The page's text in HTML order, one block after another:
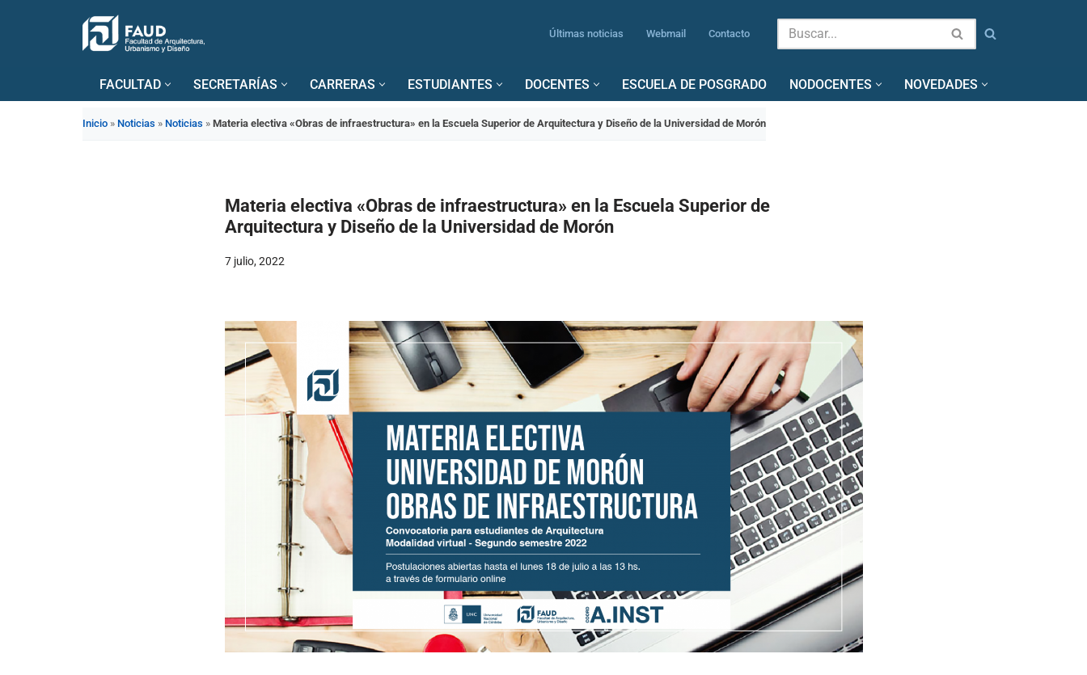
Últimas noticias Webmail Contacto
FACULTAD SECRETARÍAS CARRERAS ESTUDIANTES DOCENTES ESCUELA DE POSGRADO NODOCENTES NOVEDADES
Inicio » Noticias » Noticias » Materia electiva «Obras de infraestructura» en la Escuela Superior de Arquitectura y Diseño de la Universidad de Morón
Materia electiva «Obras de infraestructura» en la Escuela Superior de
Arquitectura y Diseño de la Universidad de Morón
7 julio, 2022